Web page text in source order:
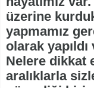
üzerine
yapmamız
olarak
Nelere dikkat
aralıklarla